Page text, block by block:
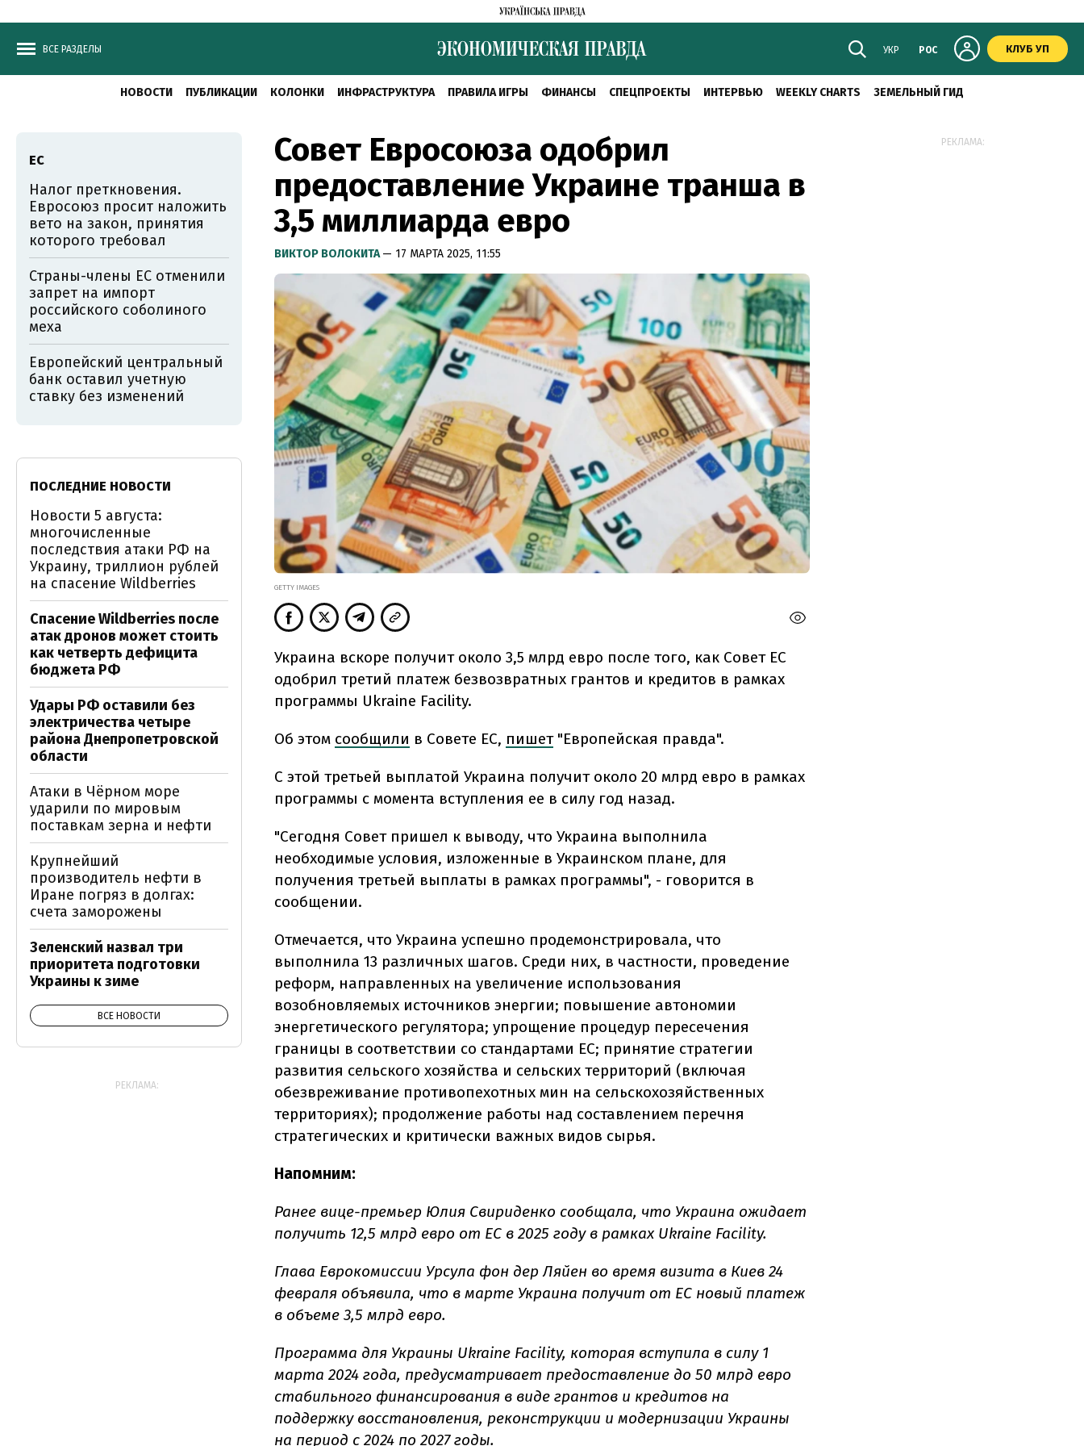
ВСЕ РАЗДЕЛЫ УКР РОС КЛУБ УП
НОВОСТИ ПУБЛИКАЦИИ КОЛОНКИ ИНФРАСТРУКТУРА ПРАВИЛА ИГРЫ ФИНАНСЫ СПЕЦПРОЕКТЫ ИНТЕРВЬЮ WEEKLY CHARTS ЗЕМЕЛЬНЫЙ ГИД
Совет Евросоюза одобрил
предоставление Украине транша в
3,5 миллиарда евро
ВИКТОР ВОЛОКИТА— 17 МАРТА 2025, 11:55
GETTY IMAGES
Украина вскоре получит около 3,5 млрд евро после того, как Совет ЕС
одобрил третий платеж безвозвратных грантов и кредитов в рамках
программы Ukraine Facility.
Об этом сообщили в Совете ЕС, пишет "Европейская правда".
С этой третьей выплатой Украина получит около 20 млрд евро в рамках
программы с момента вступления ее в силу год назад.
"Сегодня Совет пришел к выводу, что Украина выполнила
необходимые условия, изложенные в Украинском плане, для
получения третьей выплаты в рамках программы", - говорится в
сообщении.
Отмечается, что Украина успешно продемонстрировала, что
выполнила 13 различных шагов. Среди них, в частности, проведение
реформ, направленных на увеличение использования
возобновляемых источников энергии; повышение автономии
энергетического регулятора; упрощение процедур пересечения
границы в соответствии со стандартами ЕС; принятие стратегии
развития сельского хозяйства и сельских территорий (включая
обезвреживание противопехотных мин на сельскохозяйственных
территориях); продолжение работы над составлением перечня
стратегических и критически важных видов сырья.
Напомним:
Ранее вице-премьер Юлия Свириденко сообщала, что Украина ожидает
получить 12,5 млрд евро от ЕС в 2025 году в рамках Ukraine Facility.
Глава Еврокомиссии Урсула фон дер Ляйен во время визита в Киев 24
февраля объявила, что в марте Украина получит от ЕС новый платеж
в объеме 3,5 млрд евро.
Программа для Украины Ukraine Facility, которая вступила в силу 1
марта 2024 года, предусматривает предоставление до 50 млрд евро
стабильного финансирования в виде грантов и кредитов на
поддержку восстановления, реконструкции и модернизации Украины
на период с 2024 по 2027 годы.
ЕС
Налог преткновения.
Евросоюз просит наложить
вето на закон, принятия
которого требовал
Страны-члены ЕС отменили
запрет на импорт
российского соболиного
меха
Европейский центральный
банк оставил учетную
ставку без изменений
ПОСЛЕДНИЕ НОВОСТИ
Новости 5 августа:
многочисленные
последствия атаки РФ на
Украину, триллион рублей
на спасение Wildberries
Спасение Wildberries после
атак дронов может стоить
как четверть дефицита
бюджета РФ
Удары РФ оставили без
электричества четыре
района Днепропетровской
области
Атаки в Чёрном море
ударили по мировым
поставкам зерна и нефти
Крупнейший
производитель нефти в
Иране погряз в долгах:
счета заморожены
Зеленский назвал три
приоритета подготовки
Украины к зиме
ВСЕ НОВОСТИ
РЕКЛАМА:
РЕКЛАМА: